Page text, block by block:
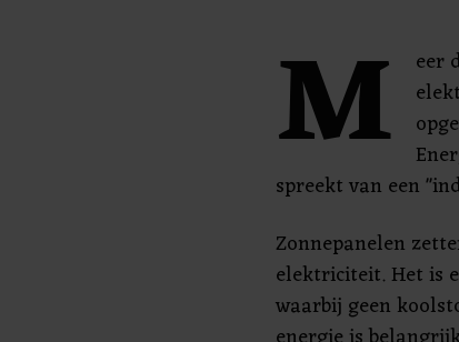
M
eer
spreekt van een
Zonnepanelen
elektriciteit. Het is
waarbij geen